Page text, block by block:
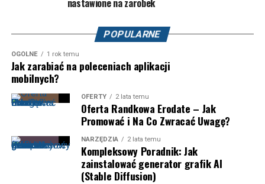
nastawione na zarobek
POPULARNE
OGÓLNE 1 rok temu
Jak zarabiać na poleceniach aplikacji
mobilnych?
OFERTY 2 lata temu
Oferta Randkowa Erodate – Jak
Promować i Na Co Zwracać Uwagę?
NARZĘDZIA 2 lata temu
Kompleksowy Poradnik: Jak
zainstalować generator grafik AI
(Stable Diffusion)